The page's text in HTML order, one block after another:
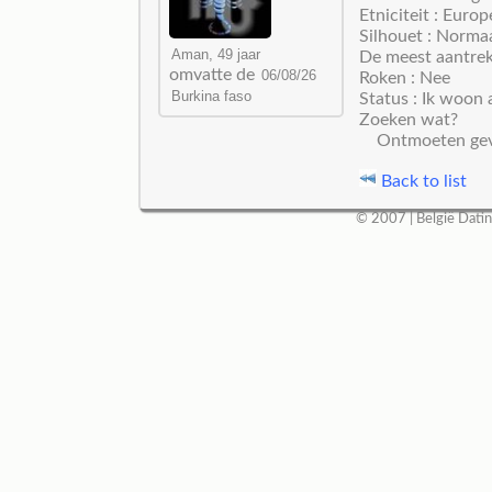
omvatte de
Etniciteit :
Silhouet :
De meest
Roken : Nee
Status : Ik woon
Zoeken wat?
Ontmoeten
Back to list
© 2007 | België